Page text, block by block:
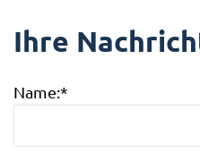
Ihre
Name:*